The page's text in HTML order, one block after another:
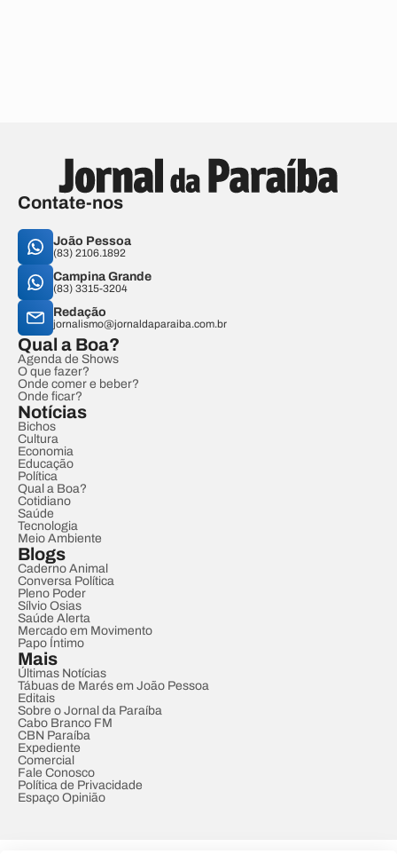
Contate-nos
João Pessoa
(83) 2106.1892
Campina Grande
(83) 3315-3204
Redação
jornalismo@jornaldaparaiba.com.br
Qual a Boa?
Agenda de Shows
O que fazer?
Onde comer e beber?
Onde ficar?
Notícias
Bichos
Cultura
Economia
Educação
Política
Qual a Boa?
Cotidiano
Saúde
Tecnologia
Meio Ambiente
Blogs
Caderno Animal
Conversa Política
Pleno Poder
Sílvio Osias
Saúde Alerta
Mercado em Movimento
Papo Íntimo
Mais
Últimas Notícias
Tábuas de Marés em João Pessoa
Editais
Sobre o Jornal da Paraíba
Cabo Branco FM
CBN Paraíba
Expediente
Comercial
Fale Conosco
Política de Privacidade
Espaço Opinião